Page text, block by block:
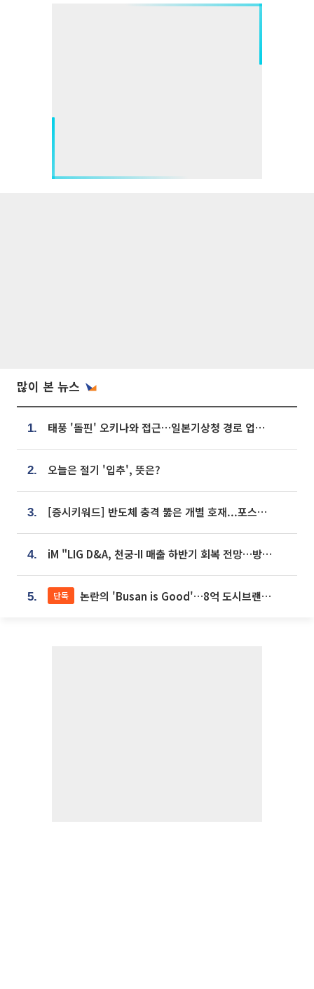
많이 본 뉴스
1. 태풍 '돌핀' 오키나와 접근…일본기상청 경로 업데이트
2. 오늘은 절기 '입추', 뜻은?
3. [증시키워드] 반도체 충격 뚫은 개별 호재...포스코퓨처엠·에코프로·한화솔루션 '눈길'
4. iM "LIG D&A, 천궁-II 매출 하반기 회복 전망…방산 톱픽 유지"
5. 단독 논란의 'Busan is Good'…8억 도시브랜드, 용산 대통령실 CI 업체가 수행